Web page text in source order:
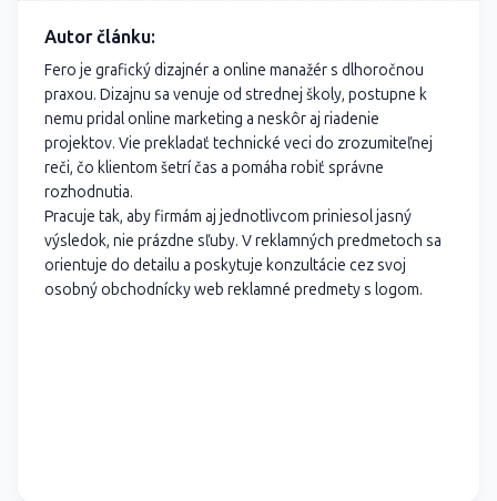
Autor článku:
Fero je grafický dizajnér a online manažér s dlhoročnou
praxou. Dizajnu sa venuje od strednej školy, postupne k
nemu pridal online marketing a neskôr aj riadenie
projektov. Vie prekladať technické veci do zrozumiteľnej
reči, čo klientom šetrí čas a pomáha robiť správne
rozhodnutia.
Pracuje tak, aby firmám aj jednotlivcom priniesol jasný
výsledok, nie prázdne sľuby. V reklamných predmetoch sa
orientuje do detailu a poskytuje konzultácie cez svoj
osobný obchodnícky web reklamné predmety s logom.